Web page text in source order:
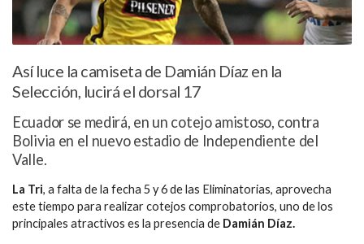
Así luce la camiseta de Damián Díaz en la
Selección, lucirá el dorsal 17
Ecuador se medirá, en un cotejo amistoso, contra
Bolivia en el nuevo estadio de Independiente del
Valle.
La Tri, a falta de la fecha 5 y 6 de las Eliminatorias, aprovecha
este tiempo para realizar cotejos comprobatorios, uno de los
principales atractivos es la presencia de Damián Díaz.